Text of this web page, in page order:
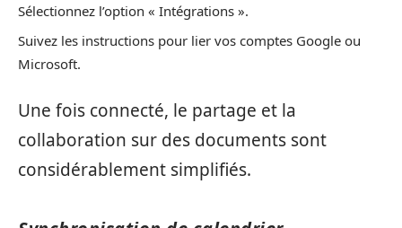
Sélectionnez l’option « Intégrations ».
Suivez les instructions pour lier vos comptes Google ou
Microsoft.
Une fois connecté, le partage et la
collaboration sur des documents sont
considérablement simplifiés.